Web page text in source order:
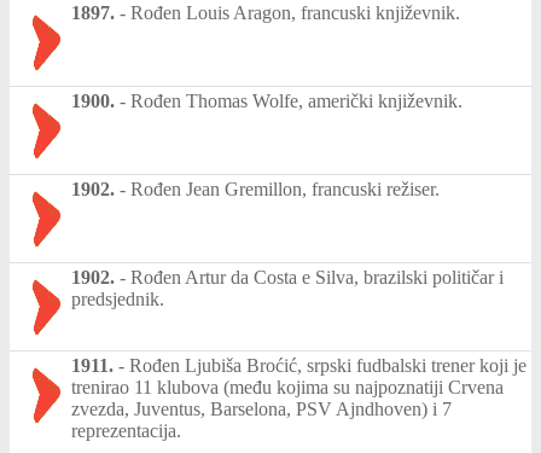
1897. - Rođen Louis Aragon, francuski književnik.
1900. - Rođen Thomas Wolfe, američki književnik.
1902. - Rođen Jean Gremillon, francuski režiser.
1902. - Rođen Artur da Costa e Silva, brazilski političar i
predsjednik.
1911. - Rođen Ljubiša Broćić, srpski fudbalski trener koji je
trenirao 11 klubova (među kojima su najpoznatiji Crvena
zvezda, Juventus, Barselona, PSV Ajndhoven) i 7
reprezentacija.